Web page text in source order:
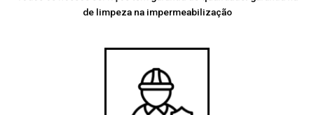
de limpeza na impermeabilização